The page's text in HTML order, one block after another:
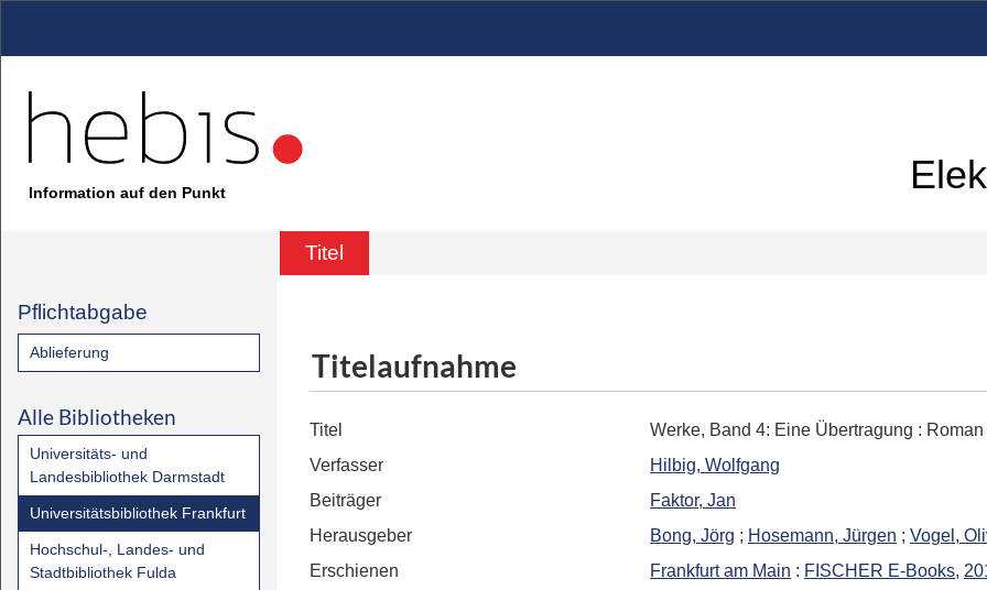
Information auf den Punkt
Titel
Pflichtabgabe
Ablieferung
Alle Bibliotheken
Universitäts- und
Landesbibliothek Darmstadt
Universitätsbibliothek Frankfurt
Hochschul-, Landes- und
Stadtbibliothek Fulda
Titelaufnahme
Titel Werke, Band 4: Eine Übertragung : Roman
Verfasser
Hilbig, Wolfgang
Beiträger
Faktor, Jan
Herausgeber
Bong, Jörg ; Hosemann, Jürgen ; Vogel,
Erschienen
Frankfurt am Main : FISCHER E-Books,